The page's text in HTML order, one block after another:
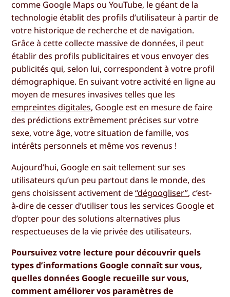
comme Google Maps ou YouTube, le géant de la
technologie établit des profils d’utilisateur à partir de
votre historique de recherche et de navigation.
Grâce à cette collecte massive de données, il peut
établir des profils publicitaires et vous envoyer des
publicités qui, selon lui, correspondent à votre profil
démographique. En suivant votre activité en ligne au
moyen de mesures invasives telles que les
empreintes digitales, Google est en mesure de faire
des prédictions extrêmement précises sur votre
sexe, votre âge, votre situation de famille, vos
intérêts personnels et même vos revenus !
Aujourd’hui, Google en sait tellement sur ses
utilisateurs qu’un peu partout dans le monde, des
gens choisissent activement de“dégoogliser”, c’est-
à-dire de cesser d’utiliser tous les services Google et
d’opter pour des solutions alternatives plus
respectueuses de la vie privée des utilisateurs.
Poursuivez votre lecture pour découvrir quels
types d’informations Google connaît sur vous,
quelles données Google recueille sur vous,
comment améliorer vos paramètres de